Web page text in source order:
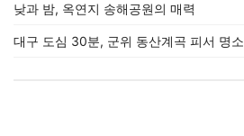
낮과 밤, 옥연지 송해공원의 매력
대구 도심 30분, 군위 동산계곡 피서 명소